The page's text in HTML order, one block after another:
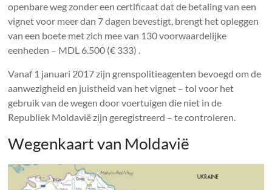
openbare weg zonder een certificaat dat de betaling van een
vignet voor meer dan 7 dagen bevestigt, brengt het opleggen
van een boete met zich mee van 130 voorwaardelijke
eenheden – MDL 6.500 (€ 333) .
Vanaf 1 januari 2017 zijn grenspolitieagenten bevoegd om de
aanwezigheid en juistheid van het vignet – tol voor het
gebruik van de wegen door voertuigen die niet in de
Republiek Moldavië zijn geregistreerd – te controleren.
Wegenkaart van Moldavië